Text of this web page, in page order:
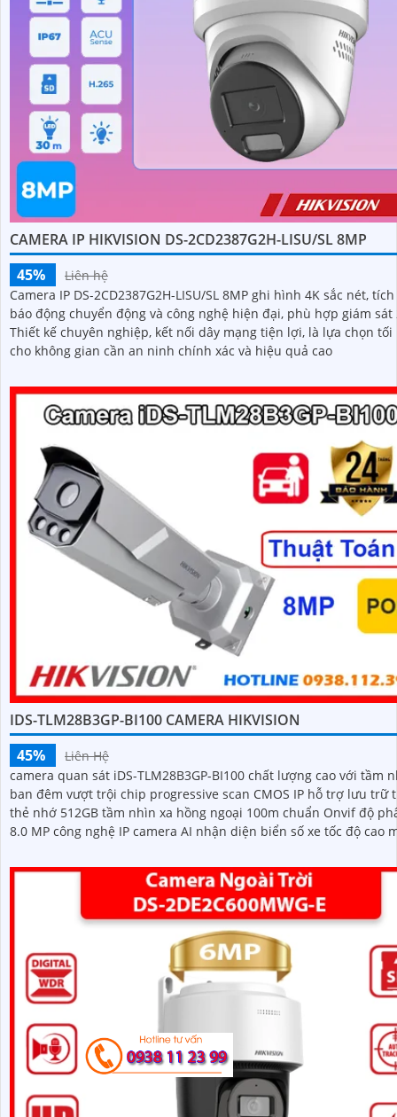
CAMERA IP HIKVISION DS-2CD2387G2H-LISU/SL 8MP
45%
Liên hệ
Camera IP DS-2CD2387G2H-LISU/SL 8MP ghi hình 4K sắc nét,
báo động chuyển động và công nghệ hiện đại, phù hợp giám sát
Thiết kế chuyên nghiệp, kết nối dây mạng tiện lợi, là lựa chọn tối
cho không gian cần an ninh chính xác và hiệu quả cao
IDS-TLM28B3GP-BI100 CAMERA HIKVISION
45%
Liên Hệ
camera quan sát iDS-TLM28B3GP-BI100 chất lượng cao với tầm
ban đêm vượt trội chip progressive scan CMOS IP hỗ trợ lưu trữ
thẻ nhớ 512GB tầm nhìn xa hồng ngoại 100m chuẩn Onvif độ
8.0 MP công nghệ IP camera AI nhận diện biển số xe tốc độ cao màu